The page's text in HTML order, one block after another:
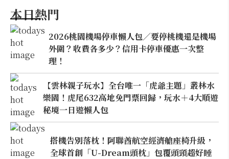
本日熱門
2026桃園機場停車懶人包／要停桃機還是機場
外圍？收費各多少？信用卡停車優惠一次整
理！
【雲林親子玩水】全台唯一「虎爺主題」叢林水
樂園！虎尾632高地免門票回歸，玩水＋4大順遊
秘境一日遊懶人包
搭機告別落枕！阿聯酋航空經濟艙座椅升級，
全球首創「U-Dream頭枕」包覆頭頸超好睡